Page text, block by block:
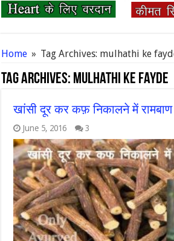
Home » Tag Archives: mulhathi ke
Tag Archives: mulhathi ke fayde
खांसी दूर कर कफ़ निकालने में
June 5, 2016 3